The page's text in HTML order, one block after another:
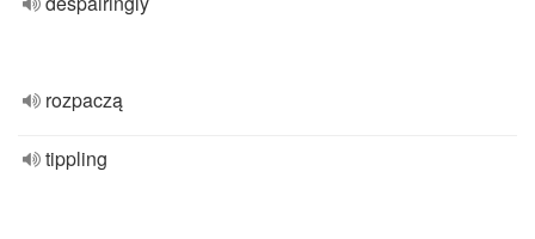
rozpaczą
tippling